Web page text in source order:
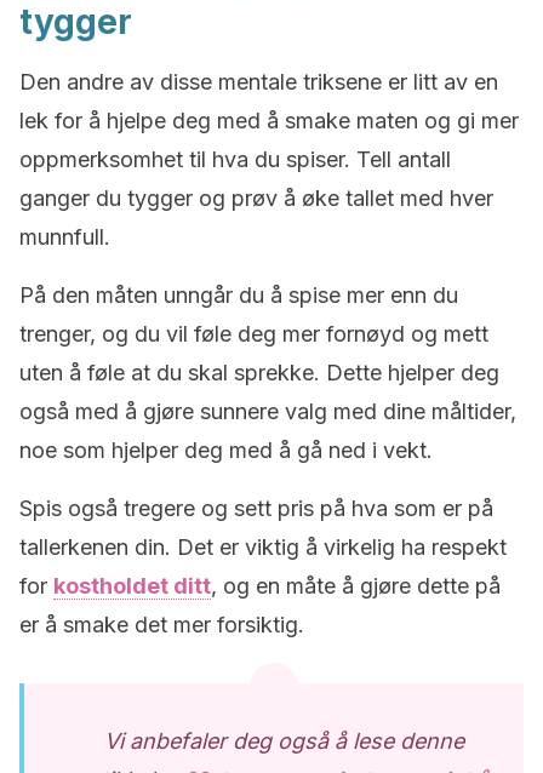
tygger
Den andre av disse mentale triksene er litt av en
lek for å hjelpe deg med å smake maten og gi mer
oppmerksomhet til hva du spiser. Tell antall
ganger du tygger og prøv å øke tallet med hver
munnfull.
På den måten unngår du å spise mer enn du
trenger, og du vil føle deg mer fornøyd og mett
uten å føle at du skal sprekke. Dette hjelper deg
også med å gjøre sunnere valg med dine måltider,
noe som hjelper deg med å gå ned i vekt.
Spis også tregere og sett pris på hva som er på
tallerkenen din. Det er viktig å virkelig ha respekt
for kostholdet ditt, og en måte å gjøre dette på
er å smake det mer forsiktig.
Vi anbefaler deg også å lese denne